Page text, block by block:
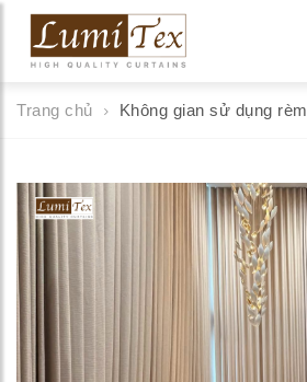
Trang chủ Không gian sử dụng rèm